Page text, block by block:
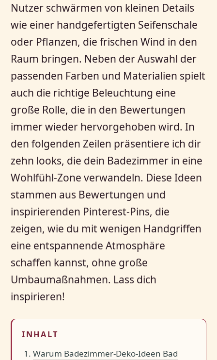
Nutzer schwärmen von kleinen Details
wie einer handgefertigten Seifenschale
oder Pflanzen, die frischen Wind in den
Raum bringen. Neben der Auswahl der
passenden Farben und Materialien spielt
auch die richtige Beleuchtung eine
große Rolle, die in den Bewertungen
immer wieder hervorgehoben wird. In
den folgenden Zeilen präsentiere ich dir
zehn looks, die dein Badezimmer in eine
Wohlfühl-Zone verwandeln. Diese Ideen
stammen aus Bewertungen und
inspirierenden Pinterest-Pins, die
zeigen, wie du mit wenigen Handgriffen
eine entspannende Atmosphäre
schaffen kannst, ohne große
Umbaumaßnahmen. Lass dich
inspirieren!
INHALT
Warum Badezimmer-Deko-Ideen Bad